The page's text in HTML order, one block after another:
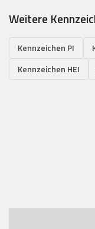
Weitere
Kennzeichen PI
Kennzeichen HEI